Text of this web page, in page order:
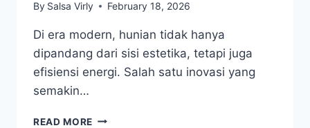
By Salsa Virly February 18, 2026
Di era modern, hunian tidak hanya
dipandang dari sisi estetika, tetapi juga
efisiensi energi. Salah satu inovasi yang
semakin…
READ MORE